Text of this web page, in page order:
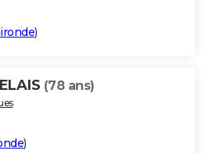
)
(78 ans)
)